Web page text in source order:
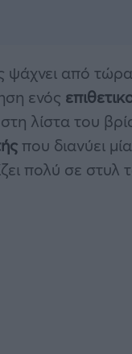
από
ενός
λίστα του
που διανύει
πολύ σε στυλ